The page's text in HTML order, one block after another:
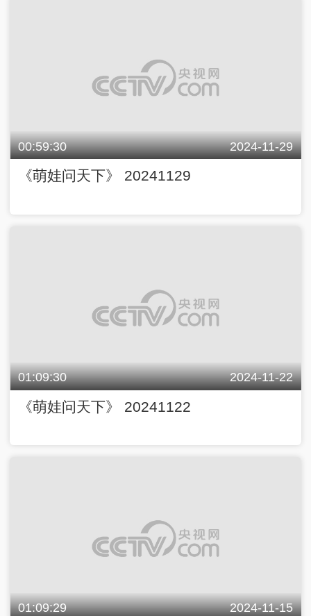
00:59:30 2024-11-29
《萌娃问天下》 20241129
01:09:30 2024-11-22
《萌娃问天下》 20241122
01:09:29 2024-11-15